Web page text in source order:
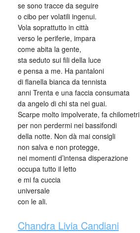
se sono tracce da seguire
o cibo per volatili ingenui.
Vola soprattutto in città
verso le periferie, impara
come abita la gente,
sta seduto sui fili della luce
e pensa a me. Ha pantaloni
di flanella bianca da tennista
anni Trenta e una faccia consumata
da angelo di chi sta nei guai.
Scarpe molto impolverate, fa chilometri
per non perdermi nei bassifondi
della notte. Non dà mai consigli
non salva e non protegge,
nei momenti d’intensa disperazione
occupa tutto il letto
e mi fa cuccia
universale
con le ali.
Chandra Livia Candiani